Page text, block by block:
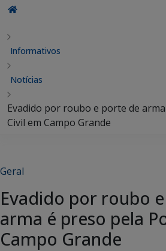
Informativos
Notícias
Evadido por roubo e porte de
Civil em Campo Grande
Geral
Evadido por roubo
arma é preso pela
Campo Grande